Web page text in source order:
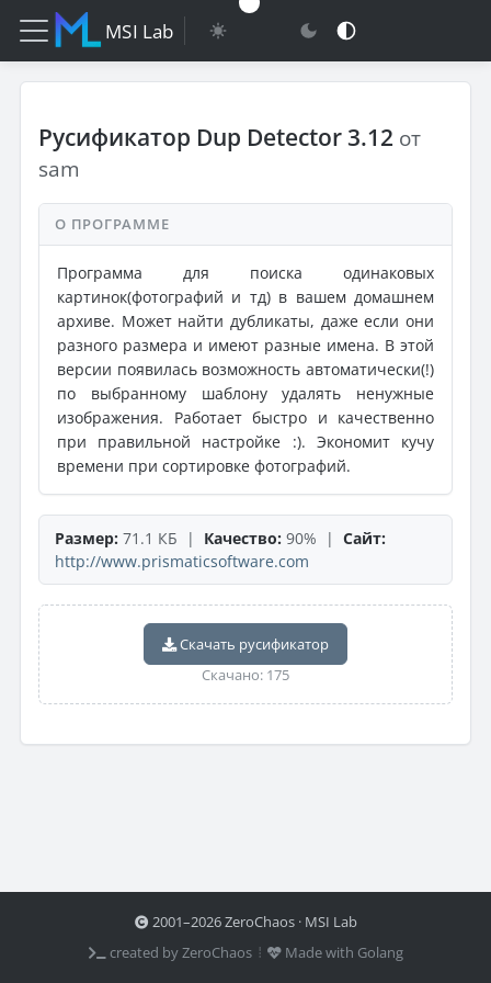
MSI Lab
Русификатор Dup Detector 3.12 от
sam
О ПРОГРАММЕ
Программа для поиска одинаковых
картинок(фотографий и тд) в вашем домашнем
архиве. Может найти дубликаты, даже если они
разного размера и имеют разные имена. В этой
версии появилась возможность автоматически(!)
по выбранному шаблону удалять ненужные
изображения. Работает быстро и качественно
при правильной настройке :). Экономит кучу
времени при сортировке фотографий.
Размер: 71.1 КБ | Качество: 90% | Сайт:
http://www.prismaticsoftware.com
Скачать русификатор
Скачано: 175
2001–2026 ZeroChaos · MSI Lab
created by ZeroChaos ⦙
Made with Golang